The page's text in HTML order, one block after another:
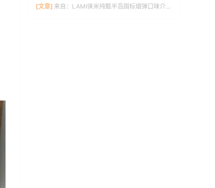
[文章] 来自： LAMI徕米纯甄半岛国标烟弹口味介绍